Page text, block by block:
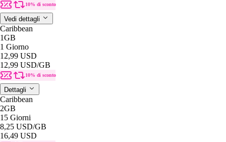
10% di sconto
Vedi dettagli
Caribbean
1GB
1 Giorno
12,99 USD
12,99 USD/GB
10% di sconto
Dettagli
Caribbean
2GB
15 Giorni
8,25 USD/GB
16,49 USD